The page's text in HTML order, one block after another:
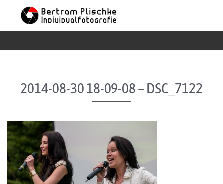
Skip to content
2014-08-30 18-09-08 – DSC_7122